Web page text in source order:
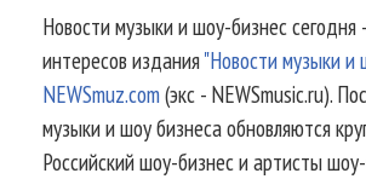
Новости музыки и шоу-бизнес сегодня
интересов издания"Новости музыки и
NEWSmuz.com(экс - NEWSmusic.ru).
музыки и шоу бизнеса обновляются
Российский шоу-бизнес и артисты